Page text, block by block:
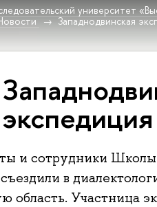
университет
Западнодвинская
экспедиция
и сотрудники Школы
в
область. Участница